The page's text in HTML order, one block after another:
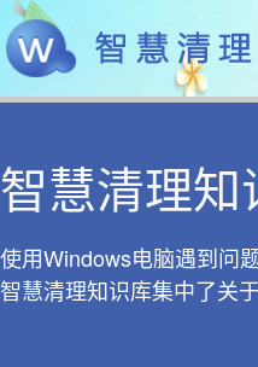
智慧清理知
使用Windows电脑遇到问
智慧清理知识库集中了关